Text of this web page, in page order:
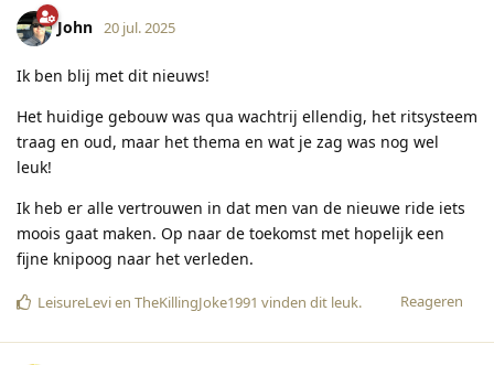
John 20 jul. 2025
Ik ben blij met dit nieuws!
Het huidige gebouw was qua wachtrij ellendig, het ritsysteem
traag en oud, maar het thema en wat je zag was nog wel
leuk!
Ik heb er alle vertrouwen in dat men van de nieuwe ride iets
moois gaat maken. Op naar de toekomst met hopelijk een
fijne knipoog naar het verleden.
Reageren
LeisureLevien TheKillingJoke1991 vinden dit leuk.